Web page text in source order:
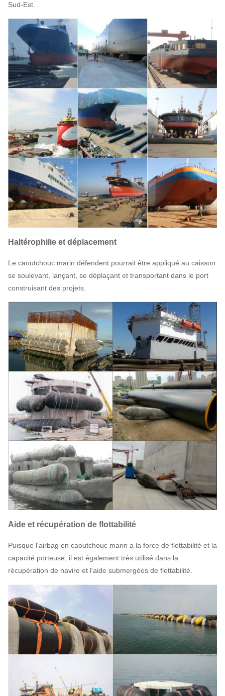
Sud-Est.
Haltérophilie et déplacement
Le caoutchouc marin défendent pourrait être appliqué au caisson
se soulevant, lançant, se déplaçant et transportant dans le port
construisant des projets.
Aide et récupération de flottabilité
Puisque l'airbag en caoutchouc marin a la force de flottabilité et la
capacité porteuse, il est également très utilisé dans la
récupération de navire et l'aide submergées de flottabilité.